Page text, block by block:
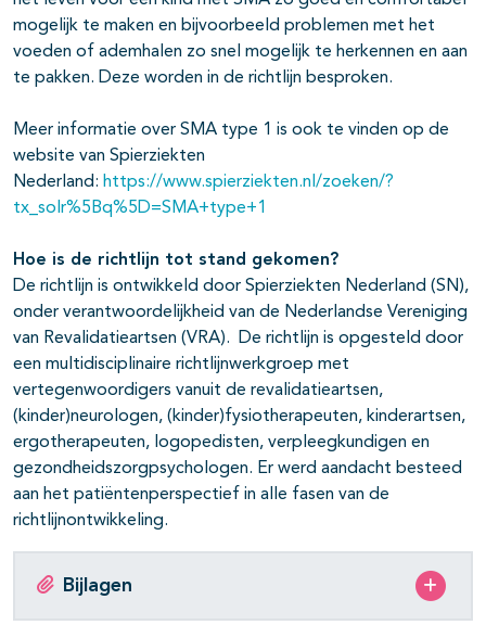
mogelijk te maken en bijvoorbeeld problemen met het
voeden of ademhalen zo snel mogelijk te herkennen en aan
te pakken. Deze worden in de richtlijn besproken.
Meer informatie over SMA type 1 is ook te vinden op de
website van Spierziekten
Nederland: https://www.spierziekten.nl/zoeken/?
tx_solr%5Bq%5D=SMA+type+1
Hoe is de richtlijn tot stand gekomen?
De richtlijn is ontwikkeld door Spierziekten Nederland (SN),
onder verantwoordelijkheid van de Nederlandse Vereniging
van Revalidatieartsen (VRA). De richtlijn is opgesteld door
een multidisciplinaire richtlijnwerkgroep met
vertegenwoordigers vanuit de revalidatieartsen,
(kinder)neurologen, (kinder)fysiotherapeuten, kinderartsen,
ergotherapeuten, logopedisten, verpleegkundigen en
gezondheidszorgpsychologen. Er werd aandacht besteed
aan het patiëntenperspectief in alle fasen van de
richtlijnontwikkeling.
Bijlagen